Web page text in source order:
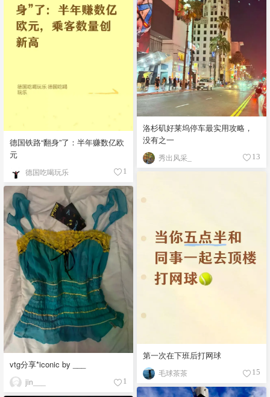
德国铁路“翻身”了：半年赚数亿欧
元
德国吃喝玩乐 1
洛杉矶好莱坞停车最实用攻略，
没有之一
秀出风采_ 13
第一次在下班后打网球
毛球茶茶 15
vtg分享*iconic by ___
jin___ 1